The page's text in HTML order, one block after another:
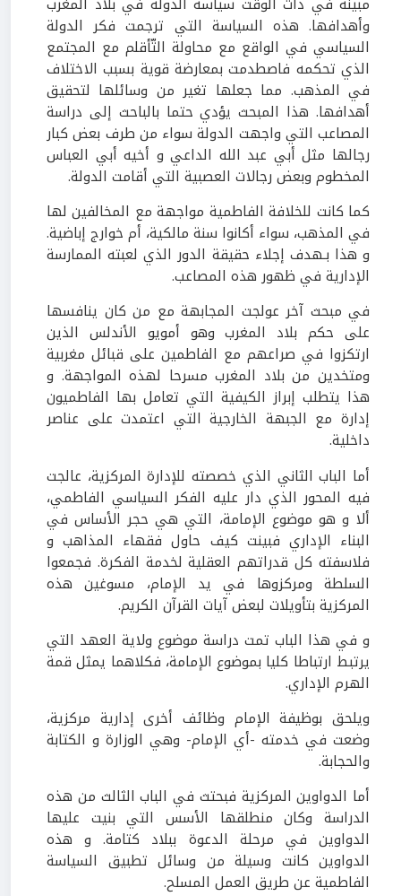
وأهدافها. هذه السياسة التي ترجمت فكر الدولة
السياسي في الواقع مع محاولة التّأقلم مع المجتمع
الذي تحكمه فاصطدمت بمعارضة قوية بسبب الاختلاف
في المذهب. مما جعلها تغير من وسائلها لتحقيق
أهدافها. هذا المبحث يؤدي حتما بالباحث إلى دراسة
المصاعب التي واجهت الدولة سواء من طرف بعض كبار
رجالها مثل أبي عبد الله الداعي و أخيه أبي العباس
المخطوم وبعض رجالات العصبية التي أقامت الدولة.
كما كانت للخلافة الفاطمية مواجهة مع المخالفين لها
في المذهب، سواء أكانوا سنة مالكية، أم خوارج إباضية.
و هذا بـهدف إجلاء حقيقة الدور الذي لعبته الممارسة
الإدارية في ظهور هذه المصاعب.
في مبحث آخر عولجت المجابهة مع من كان ينافسها
على حكم بلاد المغرب وهو أمويو الأندلس الذين
ارتكزوا في صراعهم مع الفاطمين على قبائل مغربية
ومتخدين من بلاد المغرب مسرحا لهذه المواجهة. و
هذا يتطلب إبراز الكيفية التي تعامل بها الفاطميون
إدارة مع الجبهة الخارجية التي اعتمدت على عناصر
داخلية.
أما الباب الثاني الذي خصصته للإدارة المركزية، عالجت
فيه المحور الذي دار عليه الفكر السياسي الفاطمي،
ألا و هو موضوع الإمامة، التي هي حجر الأساس في
البناء الإداري فبينت كيف حاول فقهاء المذاهب و
فلاسفته كل قدراتهم العقلية لخدمة الفكرة. فجمعوا
السلطة ومركزوها في يد الإمام، مسوغين هذه
المركزية بتأويلات لبعض آيات القرآن الكريم.
و في هذا الباب تمت دراسة موضوع ولاية العهد التي
يرتبط ارتباطا كليا بموضوع الإمامة، فكلاهما يمثل قمة
الهرم الإداري.
ويلحق بوظيفة الإمام وظائف أخرى إدارية مركزية،
وضعت في خدمته -أي الإمام- وهي الوزارة و الكتابة
والحجابة.
أما الدواوين المركزية فبحتث في الباب الثالث من هذه
الدراسة وكان منطلقها الأسس التي بنيت عليها
الدواوين في مرحلة الدعوة ببلاد كتامة. و هذه
الدواوين كانت وسيلة من وسائل تطبيق السياسة
الفاطمية عن طريق العمل المسلح.